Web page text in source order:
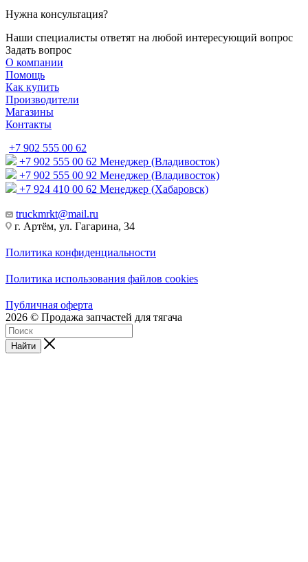
Нужна консультация?
Наши специалисты ответят на любой интересующий вопрос
Задать вопрос
О компании
Помощь
Как купить
Производители
Магазины
Контакты
+7 902 555 00 62
+7 902 555 00 62 Менеджер (Владивосток)
+7 902 555 00 92 Менеджер (Владивосток)
+7 924 410 00 62 Менеджер (Хабаровск)
truckmrkt@mail.ru
г. Артём, ул. Гагарина, 34
Политика конфиденциальности
Политика использования файлов cookies
Публичная оферта
2026 © Продажа запчастей для тягача
Найти